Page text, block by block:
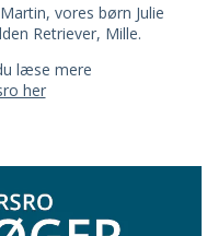
vores børn Julie
Retriever, Mille.
læse mere
her